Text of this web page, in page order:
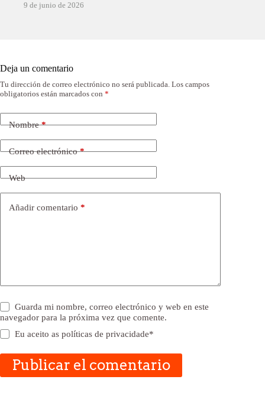
9 de junio de 2026
Deja un comentario
Tu dirección de correo electrónico no será publicada. Los campos
obligatorios están marcados con *
Nombre*
Correo electrónico*
Web
Añadir comentario *
Guarda mi nombre, correo electrónico y web en este
navegador para la próxima vez que comente.
Eu aceito aspolíticas de privacidade*
Publicar el comentario